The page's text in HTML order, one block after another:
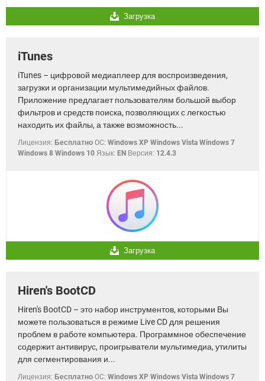
Загрузка
iTunes
iTunes – цифровой медиаплеер для воспроизведения,
загрузки и организации мультимедийных файлов.
Приложение предлагает пользователям большой выбор
фильтров и средств поиска, позволяющих с легкостью
находить их файлы, а также возможность...
Лицензия: Бесплатно OC: Windows XP Windows Vista Windows 7
Windows 8 Windows 10 Язык: EN Версия: 12.4.3
Загрузка
Hiren's BootCD
Hiren's BootCD – это набор инструментов, которыми Вы
можете пользоваться в режиме Live CD для решения
проблем в работе компьютера. Программное обеспечение
содержит антивирус, проигрыватели мультимедиа, утилиты
для сегментирования и...
Лицензия: Бесплатно OC: Windows XP Windows Vista Windows 7